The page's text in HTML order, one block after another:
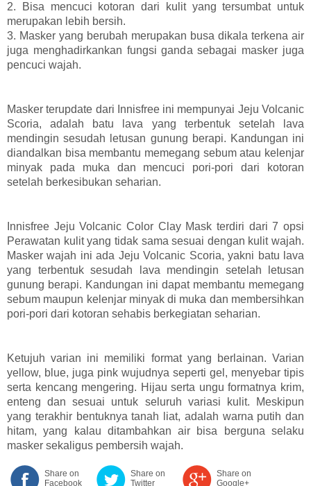
2. Bisa mencuci kotoran dari kulit yang tersumbat untuk
merupakan lebih bersih.
3. Masker yang berubah merupakan busa dikala terkena air
juga menghadirkankan fungsi ganda sebagai masker juga
pencuci wajah.
Masker terupdate dari Innisfree ini mempunyai Jeju Volcanic
Scoria, adalah batu lava yang terbentuk setelah lava
mendingin sesudah letusan gunung berapi. Kandungan ini
diandalkan bisa membantu memegang sebum atau kelenjar
minyak pada muka dan mencuci pori-pori dari kotoran
setelah berkesibukan seharian.
Innisfree Jeju Volcanic Color Clay Mask terdiri dari 7 opsi
Perawatan kulit yang tidak sama sesuai dengan kulit wajah.
Masker wajah ini ada Jeju Volcanic Scoria, yakni batu lava
yang terbentuk sesudah lava mendingin setelah letusan
gunung berapi. Kandungan ini dapat membantu memegang
sebum maupun kelenjar minyak di muka dan membersihkan
pori-pori dari kotoran sehabis berkegiatan seharian.
Ketujuh varian ini memiliki format yang berlainan. Varian
yellow, blue, juga pink wujudnya seperti gel, menyebar tipis
serta kencang mengering. Hijau serta ungu formatnya krim,
enteng dan sesuai untuk seluruh variasi kulit. Meskipun
yang terakhir bentuknya tanah liat, adalah warna putih dan
hitam, yang kalau ditambahkan air bisa berguna selaku
masker sekaligus pembersih wajah.
Share on
Facebook
Share on
Twitter
Share on
Google+